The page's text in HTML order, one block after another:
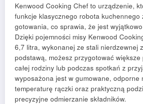
Kenwood Cooking Chef to urządzenie,
funkcje klasycznego robota kuchennego
gotowania, co sprawia, że jest
Dzięki pojemności misy Kenwood
6,7 litra, wykonanej ze stali nierdzewnej
podstawą, możesz przygotować
całej rodziny lub podczas spotkań z
wyposażona jest w gumowane, odporne
temperaturę rączki oraz praktyczną
precyzyjne odmierzanie składników.